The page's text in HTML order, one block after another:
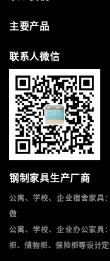
主要产品
联系人微信
钢制家具生产厂商
公寓、学校、企业宿舍家具
做
公寓、学校、企业办公家具
柜、储物柜、保险柜等设计